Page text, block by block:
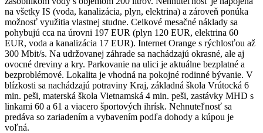
na všetky IS (voda, kanalizácia, plyn, elektrina) a zároveň ponúka
možnosť využitia vlastnej studne. Celkové mesačné náklady sa
pohybujú cca na úrovni 197 EUR (plyn 120 EUR, elektrina 60
EUR, voda a kanalizácia 17 EUR). Internet Orange s rýchlosťou až
300 Mbit/s. Na udržovanej záhrade sa nachádzajú okrasné, ale aj
ovocné dreviny a kry. Parkovanie na ulici je aktuálne bezplatné a
bezproblémové. Lokalita je vhodná na pokojné rodinné bývanie. V
blízkosti sa nachádzajú potraviny Kraj, základná škola Vrútocká 6
min. peši, materská škola Vietnamská 4 min. peši, zastávky MHD s
linkami 60 a 61 a viacero športových ihrísk. Nehnuteľnosť sa
predáva so zariadením a vybavením podľa dohody a kúpou je
voľná.